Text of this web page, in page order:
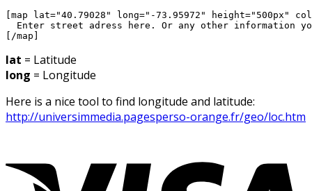
[map lat="40.79028" long="-73.95972" height="500px"
Enter street adress here. Or any other information
lat = Latitude
long = Longitude
Here is a nice tool to find longitude and latitude:
http://universimmedia.pagesperso-orange.fr/geo/loc.htm